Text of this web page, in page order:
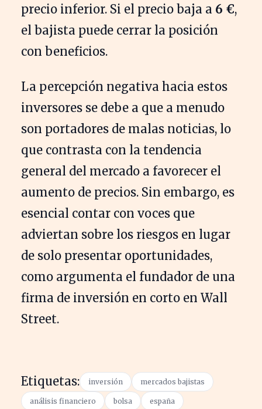
precio inferior. Si el precio baja a 6 €,
el bajista puede cerrar la posición
con beneficios.
La percepción negativa hacia estos
inversores se debe a que a menudo
son portadores de malas noticias, lo
que contrasta con la tendencia
general del mercado a favorecer el
aumento de precios. Sin embargo, es
esencial contar con voces que
adviertan sobre los riesgos en lugar
de solo presentar oportunidades,
como argumenta el fundador de una
firma de inversión en corto en Wall
Street.
Etiquetas: inversión mercados bajistas
análisis financiero bolsa españa